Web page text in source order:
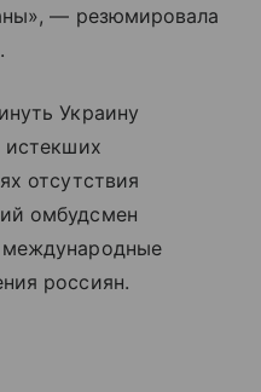
— резюмировала
Украину
истекших
отсутствия
омбудсмен
международные
россиян.